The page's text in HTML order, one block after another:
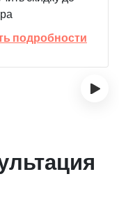
подробности
›